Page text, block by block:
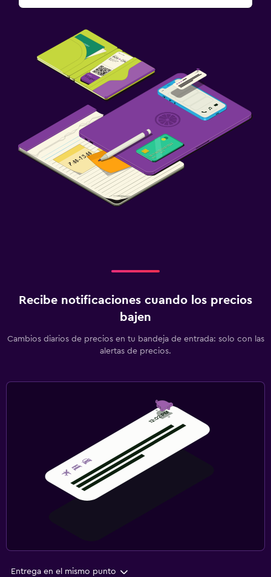
Recibe notificaciones cuando los precios
bajen
Cambios diarios de precios en tu bandeja de entrada: solo con las
alertas de precios.
Entrega en el mismo punto